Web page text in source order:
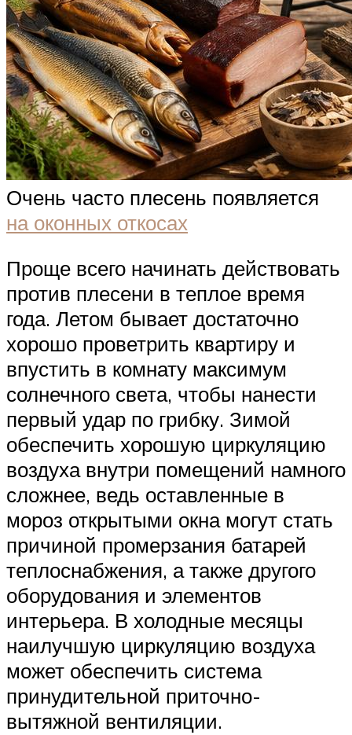
Очень часто плесень появляется
на оконных откосах
Проще всего начинать действовать
против плесени в теплое время
года. Летом бывает достаточно
хорошо проветрить квартиру и
впустить в комнату максимум
солнечного света, чтобы нанести
первый удар по грибку. Зимой
обеспечить хорошую циркуляцию
воздуха внутри помещений намного
сложнее, ведь оставленные в
мороз открытыми окна могут стать
причиной промерзания батарей
теплоснабжения, а также другого
оборудования и элементов
интерьера. В холодные месяцы
наилучшую циркуляцию воздуха
может обеспечить система
принудительной приточно-
вытяжной вентиляции.